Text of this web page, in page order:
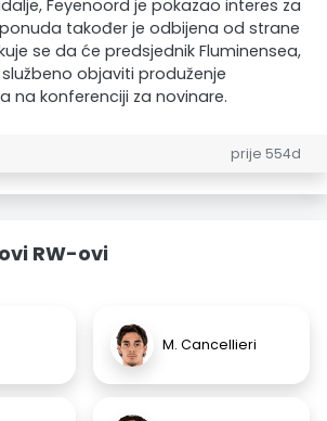
Feyenoord je pokazao interes za
također je odbijena od strane
se da će predsjednik Fluminensea,
objaviti produženje
na konferenciji za novinare.
prije 554d
RW-ovi
M. Cancellieri